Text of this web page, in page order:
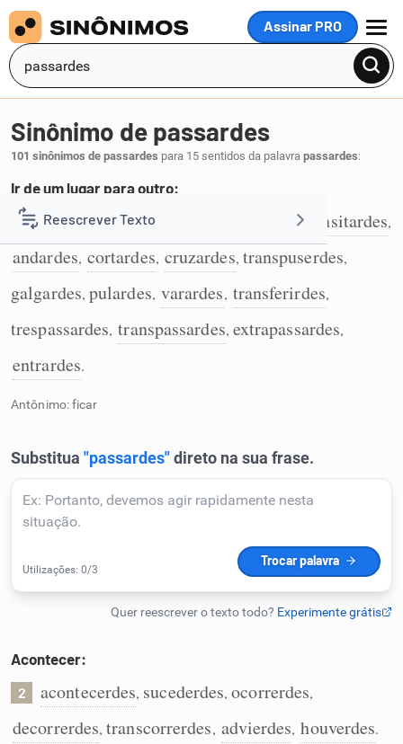
Assinar PRO
MENU
Reescrever Texto
Resumir Texto
Corrigir Texto
Detector de IA
Cata-letras
Conexões
Dicionário
Sinônimo de passardes
101 sinônimos de passardes para 15 sentidos da palavra passardes:
Ir de um lugar para outro:
1 fordes,atravessardes ,transitardes,
andardes, cortardes, cruzardes, transpuserdes,
galgardes, pulardes, varardes, transferirdes,
trespassardes, transpassardes, extrapassardes,
entrardes.
Antônimo: ficar
Acontecer:
2 acontecerdes, sucederdes,ocorrerdes,
decorrerdes,transcorrerdes, advierdes, houverdes.